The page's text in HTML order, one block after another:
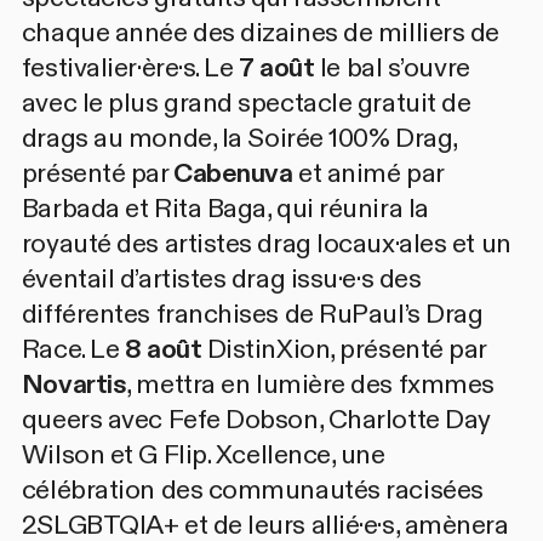
chaque année des dizaines de milliers de
festivalier·ère·s. Le 7 août le bal s’ouvre
avec le plus grand spectacle gratuit de
drags au monde, la Soirée 100% Drag,
présenté parCabenuva et animé par
Barbada et Rita Baga, qui réunira la
royauté des artistes drag locaux·ales et un
éventail d’artistes drag issu·e·s des
différentes franchises de RuPaul’s Drag
Race. Le 8 août DistinXion, présenté par
Novartis, mettra en lumière des fxmmes
queers avec Fefe Dobson,Charlotte Day
Wilson et G Flip.Xcellence, une
célébration des communautés racisées
2SLGBTQIA+ et de leurs allié·e·s, amènera